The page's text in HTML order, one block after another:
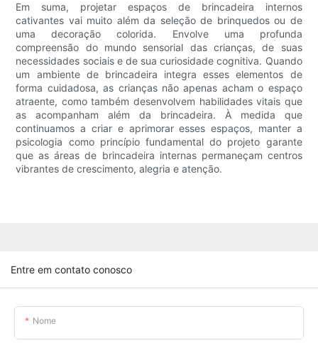
Em suma, projetar espaços de brincadeira internos
cativantes vai muito além da seleção de brinquedos ou de
uma decoração colorida. Envolve uma profunda
compreensão do mundo sensorial das crianças, de suas
necessidades sociais e de sua curiosidade cognitiva. Quando
um ambiente de brincadeira integra esses elementos de
forma cuidadosa, as crianças não apenas acham o espaço
atraente, como também desenvolvem habilidades vitais que
as acompanham além da brincadeira. À medida que
continuamos a criar e aprimorar esses espaços, manter a
psicologia como princípio fundamental do projeto garante
que as áreas de brincadeira internas permaneçam centros
vibrantes de crescimento, alegria e atenção.
Entre em contato conosco
Nome